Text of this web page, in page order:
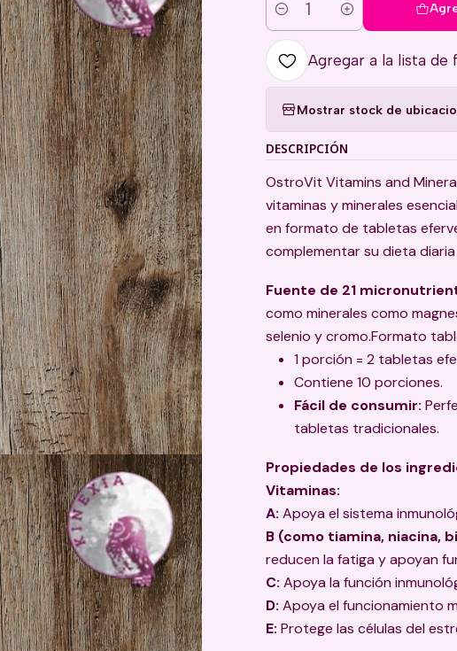
Cantidad
Agregar a la lista de
Mostrar stock de
DESCRIPCIÓN
OstroVit Vitamins and
vitaminas y minerales
en formato de tabletas
complementar su dieta
Fuente de 21
como minerales como
selenio y cromo.Formato
1 porción = 2 tabletas
Contiene 10 porciones.
Fácil de consumir:
tabletas tradicionales.
Propiedades de los
Vitaminas:
A: Apoya el sistema
B (como tiamina, niacina,
reducen la fatiga y apoyan
C: Apoya la función
D: Apoya el funcionamiento
E: Protege las células del